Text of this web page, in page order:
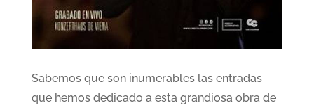
Sabemos que son inumerables las entradas
que hemos dedicado a esta grandiosa obra de